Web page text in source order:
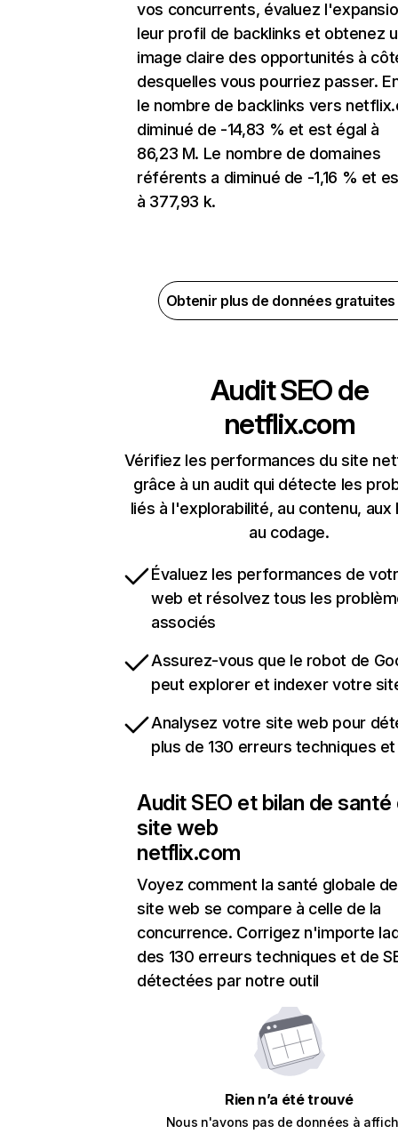
vos concurrents, évaluez
leur profil de backlinks et obtenez
image claire des opportunités à
desquelles vous pourriez passer.
le nombre de backlinks vers
diminué de -14,83 % et est égal à
86,23 M. Le nombre de domaines
référents a diminué de -1,16 % et
à 377,93 k.
Obtenir plus de données
Audit SEO de
netflix.com
Vérifiez les performances du site
grâce à un audit qui détecte les
liés à l'explorabilité, au contenu, aux
au codage.
Évaluez les performances de
web et résolvez tous les
associés
Assurez-vous que le robot de
peut explorer et indexer votre
Analysez votre site web pour
plus de 130 erreurs techniques et
Audit SEO et bilan de santé
site web
netflix.com
Voyez comment la santé globale
site web se compare à celle de la
concurrence. Corrigez n'importe
des 130 erreurs techniques et de
détectées par notre outil
Rien n’a été trouvé
Nous n'avons pas de données à